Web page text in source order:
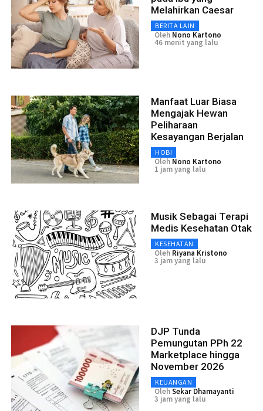
Melahirkan Caesar
BERITA LAIN
Oleh Nono Kartono
46 menit yang lalu
Manfaat Luar Biasa
Mengajak Hewan
Peliharaan
Kesayangan Berjalan
HOBI
Oleh Nono Kartono
1 jam yang lalu
Musik Sebagai Terapi
Medis Kesehatan Otak
KESEHATAN
Oleh Riyana Kristono
3 jam yang lalu
DJP Tunda
Pemungutan PPh 22
Marketplace hingga
November 2026
KEUANGAN
OlehSekar Dhamayanti
3 jam yang lalu